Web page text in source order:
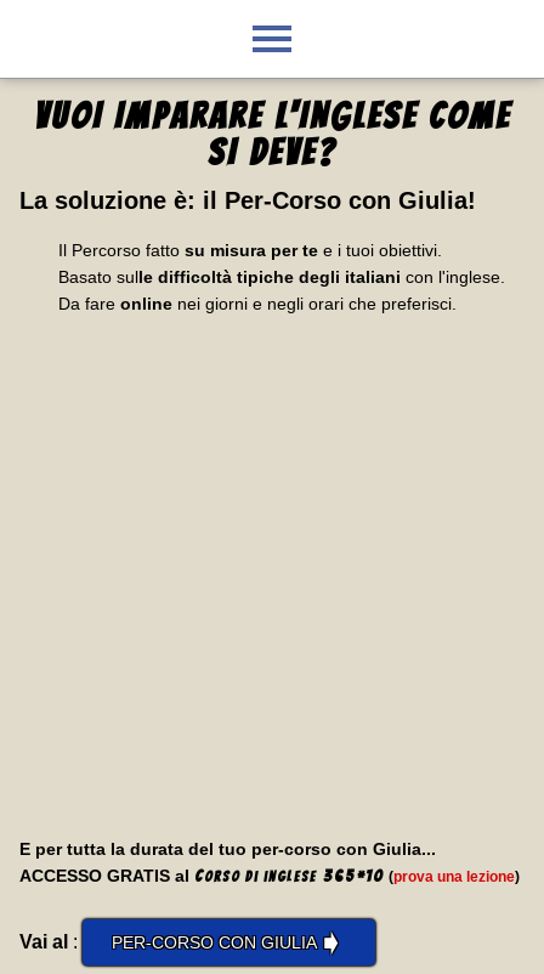
VUOI IMPARARE L'INGLESE COME
SI DEVE?
La soluzione è: il Per-Corso con Giulia!
Il Percorso fatto su misura per te e i tuoi obiettivi.
Basato sulle difficoltà tipiche degli italiani con l'inglese.
Da fare online nei giorni e negli orari che preferisci.
E per tutta la durata del tuo per-corso con Giulia...
ACCESSO GRATIS al Corso di inglese 365*10 (prova una lezione)
Vai al : PER-CORSO CON GIULIA➧